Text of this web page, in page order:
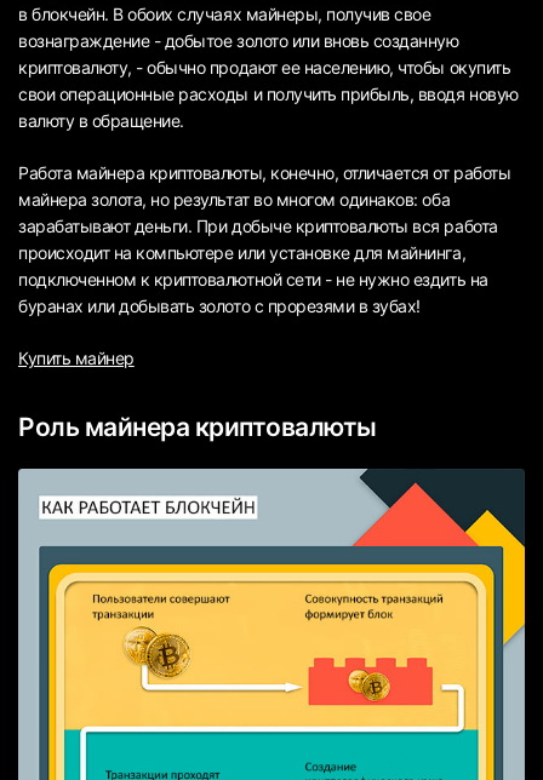
в блокчейн. В обоих случаях майнеры, получив свое
вознаграждение - добытое золото или вновь созданную
криптовалюту, - обычно продают ее населению, чтобы окупить
свои операционные расходы и получить прибыль, вводя новую
валюту в обращение.
Работа майнера криптовалюты, конечно, отличается от работы
майнера золота, но результат во многом одинаков: оба
зарабатывают деньги. При добыче криптовалюты вся работа
происходит на компьютере или установке для майнинга,
подключенном к криптовалютной сети - не нужно ездить на
буранах или добывать золото с прорезями в зубах!
Купить майнер
Роль майнера криптовалюты